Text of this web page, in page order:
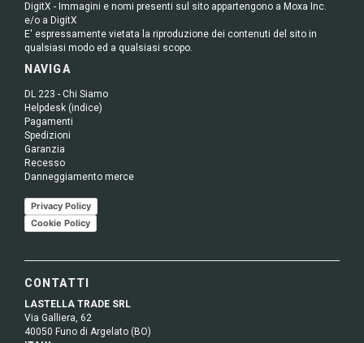
DigitX - Immagini e nomi presenti sul sito appartengono a Moxa Inc.
e/o a DigitX
E' espressamente vietata la riproduzione dei contenuti del sito in
qualsiasi modo ed a qualsiasi scopo.
NAVIGA
DL 223 - Chi Siamo
Helpdesk (indice)
Pagamenti
Spedizioni
Garanzia
Recesso
Danneggiamento merce
Privacy Policy
Cookie Policy
CONTATTI
LASTELLA TRADE SRL
Via Galliera, 62
40050 Funo di Argelato (BO)